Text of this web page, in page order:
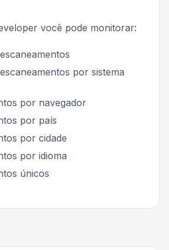
você pode monitorar:
por sistema
por navegador
por país
por cidade
por idioma
únicos